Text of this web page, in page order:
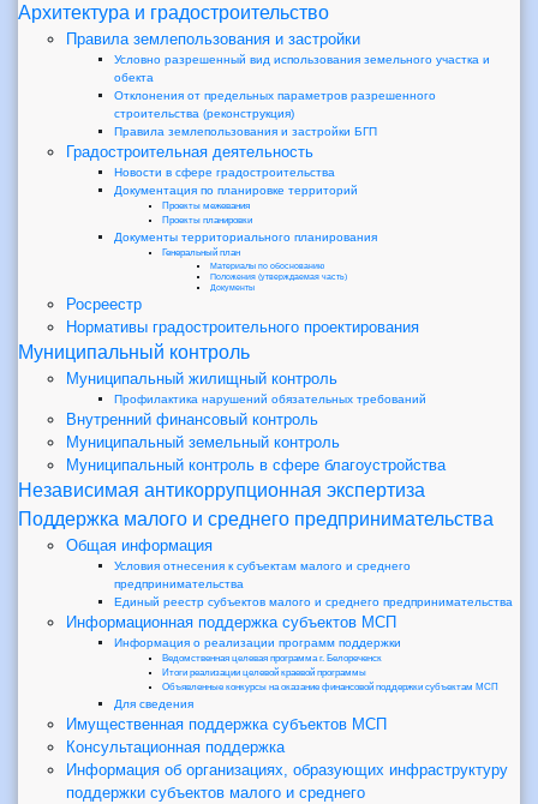
Архитектура и градостроительство
Правила землепользования и застройки
Условно разрешенный вид использования земельного участка и
обекта
Отклонения от предельных параметров разрешенного
строительства (реконструкция)
Правила землепользования и застройки БГП
Градостроительная деятельность
Новости в сфере градостроительства
Документация по планировке территорий
Проекты межевания
Проекты планировки
Документы территориального планирования
Генеральный план
Материалы по обоснованию
Положения (утверждаемая часть)
Документы
Росреестр
Нормативы градостроительного проектирования
Муниципальный контроль
Муниципальный жилищный контроль
Профилактика нарушений обязательных требований
Внутренний финансовый контроль
Муниципальный земельный контроль
Муниципальный контроль в сфере благоустройства
Независимая антикоррупционная экспертиза
Поддержка малого и среднего предпринимательства
Общая информация
Условия отнесения к субъектам малого и среднего
предпринимательства
Единый реестр субъектов малого и среднего предпринимательства
Информационная поддержка субъектов МСП
Информация о реализации программ поддержки
Ведомственная целевая программа г. Белореченск
Итоги реализации целевой краевой программы
Объявленные конкурсы на оказание финансовой поддержки субъектам МСП
Для сведения
Имущественная поддержка субъектов МСП
Консультационная поддержка
Информация об организациях, образующих инфраструктуру
поддержки субъектов малого и среднего